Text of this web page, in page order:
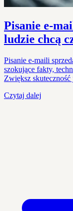
Pisanie e-
ludzie chcą
Pisanie e-maili
szokujące fakty,
Zwiększ skuteczność
Czytaj dalej